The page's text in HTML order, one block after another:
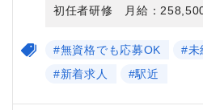
初任者研修 月給：
#無資格でも応募OK
#未
#新着求人
#駅近